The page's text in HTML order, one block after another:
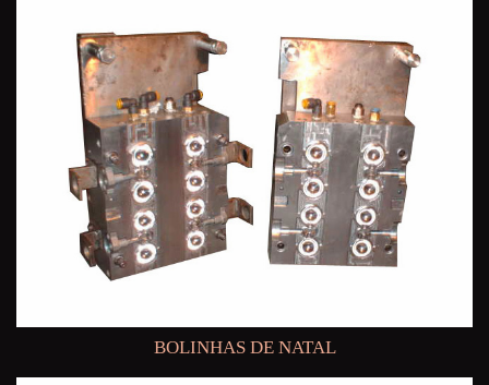
BOLINHAS DE NATAL